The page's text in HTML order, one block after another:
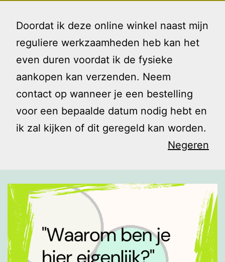
Doordat ik deze online winkel naast mijn
reguliere werkzaamheden heb kan het
even duren voordat ik de fysieke
aankopen kan verzenden. Neem
contact op wanneer je een bestelling
voor een bepaalde datum nodig hebt en
ik zal kijken of dit geregeld kan worden.
Negeren
naar
inhoud
Gezin
Lekker direct!